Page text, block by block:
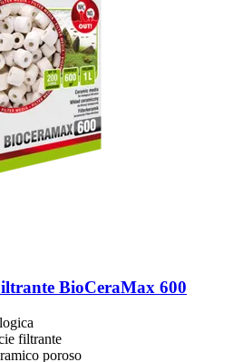
BioCeraMax 600
filtrante
poroso